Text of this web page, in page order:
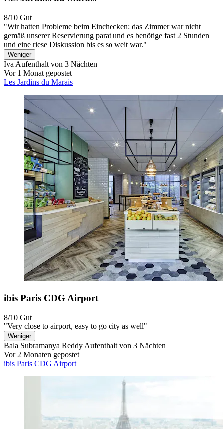
8/10 Gut
"Wir hatten Probleme beim Einchecken: das Zimmer war nicht
gemäß unserer Reservierung parat und es benötige fast 2 Stunden
und eine riese Diskussion bis es so weit war."
Weniger
Iva Aufenthalt von 3 Nächten
Vor 1 Monat gepostet
Les Jardins du Marais
ibis Paris CDG Airport
8/10 Gut
"Very close to airport, easy to go city as well"
Weniger
Bala Subramanya Reddy Aufenthalt von 3 Nächten
Vor 2 Monaten gepostet
ibis Paris CDG Airport